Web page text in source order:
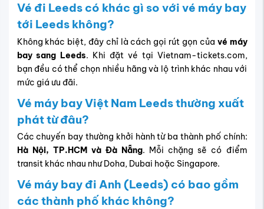
Vé đi Leeds có khác gì so với vé máy bay
tới Leeds không?
Không khác biệt, đây chỉ là cách gọi rút gọn của vé máy
bay sang Leeds. Khi đặt vé tại Vietnam-tickets.com,
bạn đều có thể chọn nhiều hãng và lộ trình khác nhau với
mức giá ưu đãi.
Vé máy bay Việt Nam Leeds thường xuất
phát từ đâu?
Các chuyến bay thường khởi hành từ ba thành phố chính:
Hà Nội, TP.HCM và Đà Nẵng. Mỗi chặng sẽ có điểm
transit khác nhau như Doha, Dubai hoặc Singapore.
Vé máy bay đi Anh (Leeds) có bao gồm
các thành phố khác không?